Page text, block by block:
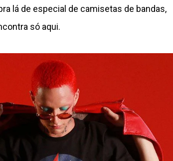
lá de especial de camisetas de bandas,
só aqui.